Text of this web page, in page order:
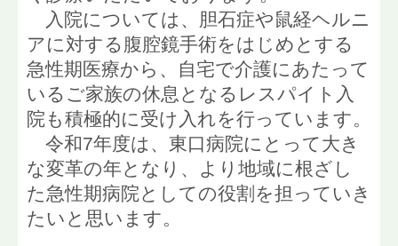
入院については、胆石症や鼠経ヘルニ
アに対する腹腔鏡手術をはじめとする
急性期医療から、自宅で介護にあたって
いるご家族の休息となるレスパイト入
院も積極的に受け入れを行っています。
令和7年度は、東口病院にとって大き
な変革の年となり、より地域に根ざし
た急性期病院としての役割を担っていき
たいと思います。